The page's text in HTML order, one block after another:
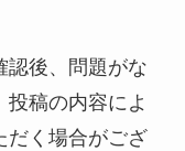
後、問題がな
稿の内容によ
だく場合がござ